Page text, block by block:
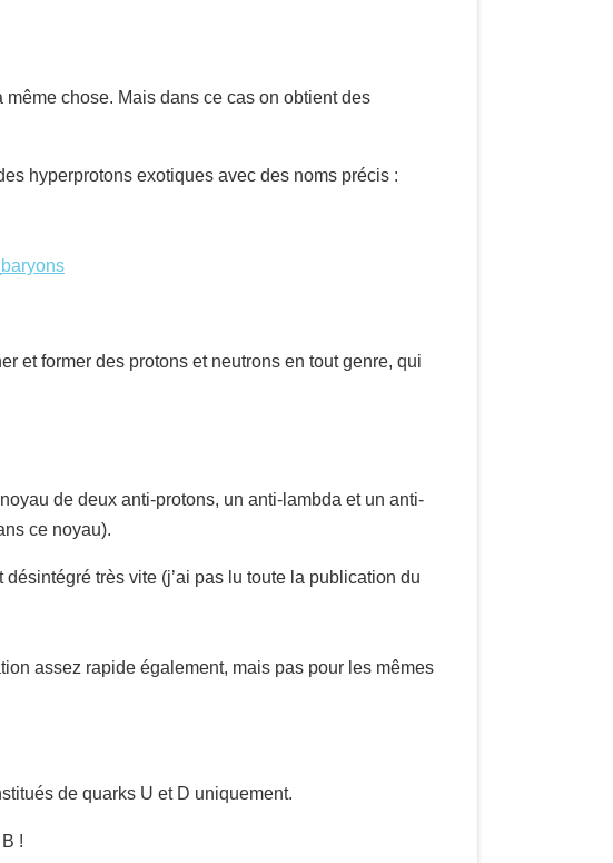
chose. Mais dans ce cas on obtient des
hyperprotons exotiques avec des noms précis :
et former des protons et neutrons en tout genre, qui
de deux anti-protons, un anti-lambda et un anti-
ce noyau).
très vite (j’ai pas lu toute la publication du
assez rapide également, mais pas pour les mêmes
de quarks U et D uniquement.
!